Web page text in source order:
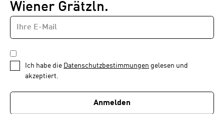
Wiener Grätzln.
Newsletter
1
von
E-
MAIL-
ADRESSE
DATENSCHUTZBESTIMMUNGEN
*
Ich habe die Datenschutzbestimmungen gelesen und
akzeptiert.
Anmelden